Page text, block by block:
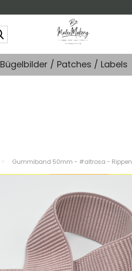
Bügelbilder / Patches / Labels
Gummiband 50mm - #altrosa - Rippen